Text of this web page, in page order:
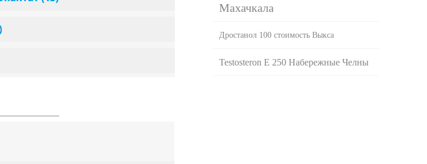
Махачкала
Дростанол 100 стоимость Выкса
Testosteron E 250 Набережные Челны